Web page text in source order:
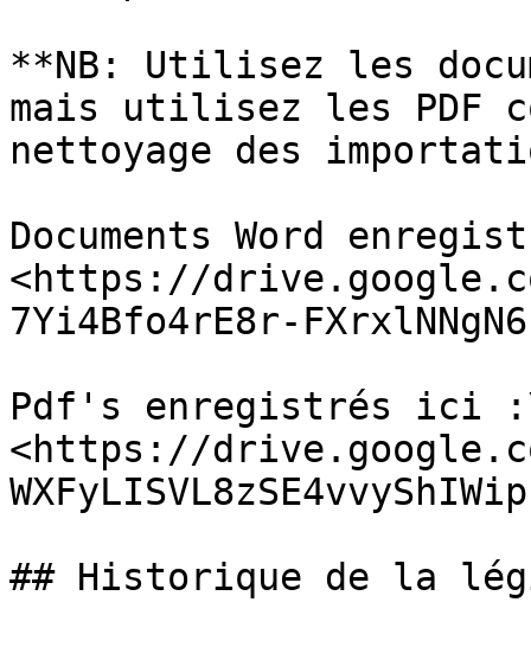
**NB: Utilisez les
mais utilisez les PDF
nettoyage des
Documents Word
<https://
7Yi4Bfo4rE8r-
Pdf's enregistrés ici
<https://
## Historique de la